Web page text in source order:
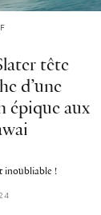
tête
d’une
épique aux
inoubliable !